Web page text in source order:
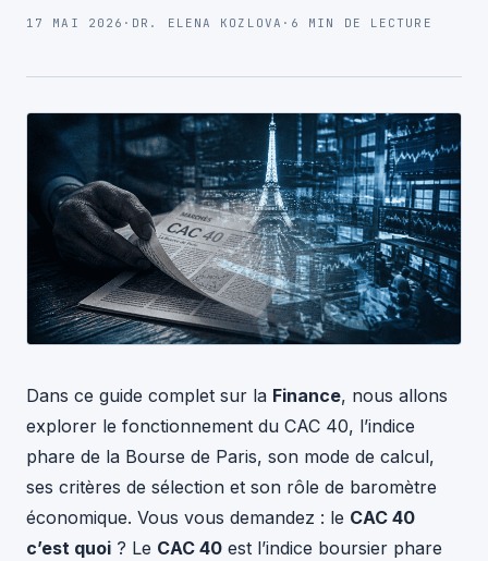
17 MAI 2026 · DR. ELENA KOZLOVA · 6 MIN DE LECTURE
Dans ce guide complet sur la Finance, nous allons
explorer le fonctionnement du CAC 40, l’indice
phare de la Bourse de Paris, son mode de calcul,
ses critères de sélection et son rôle de baromètre
économique. Vous vous demandez : le CAC 40
c’est quoi ? Le CAC 40 est l’indice boursier phare